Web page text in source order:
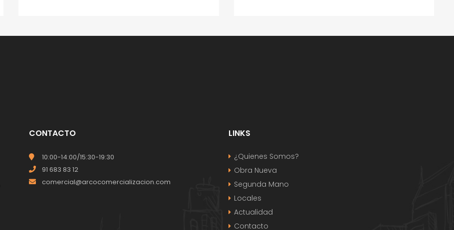
CONTACTO
10:00-14:00/15:30-19:30
91 683 83 12
comercial@arcocomercializacion.com
LINKS
¿Quienes Somos?
Obra Nueva
Segunda Mano
Locales
Actualidad
Contacto